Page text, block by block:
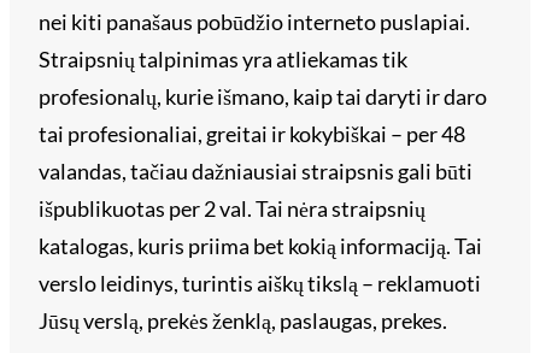
nei kiti panašaus pobūdžio interneto puslapiai.
Straipsnių talpinimas yra atliekamas tik
profesionalų, kurie išmano, kaip tai daryti ir daro
tai profesionaliai, greitai ir kokybiškai – per 48
valandas, tačiau dažniausiai straipsnis gali būti
išpublikuotas per 2 val. Tai nėra straipsnių
katalogas, kuris priima bet kokią informaciją. Tai
verslo leidinys, turintis aiškų tikslą – reklamuoti
Jūsų verslą, prekės ženklą, paslaugas, prekes.